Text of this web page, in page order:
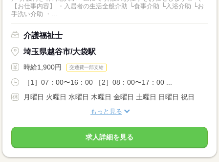
【お仕事内容】 ・入居者の生活全般介助 └食事介助 └入浴介助 └お
手洗い介助 ・...
介護福祉士
埼玉県越谷市/大袋駅
時給1,900円 交通費一部支給
［1］07：00〜16：00 ［2］08：00〜17：00 ...
月曜日 火曜日 水曜日 木曜日 金曜日 土曜日 日曜日 祝日
もっと見る
求人詳細を見る